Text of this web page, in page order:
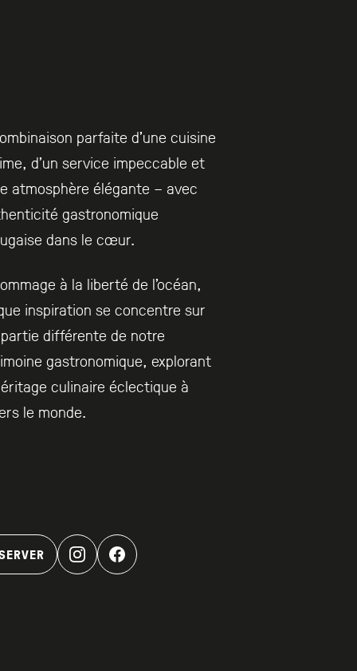
parfaite d’une cuisine
d’un service impeccable et
atmosphère élégante – avec
gastronomique
dans le cœur.
à la liberté de l’océan,
inspiration se concentre sur
différente de notre
gastronomique, explorant
culinaire éclectique à
le monde.